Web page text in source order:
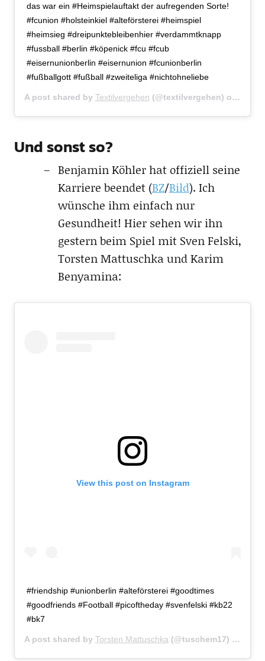
das war ein #Heimspielauftakt der aufregenden Sorte!
#fcunion #holsteinkiel #alteförsterei #heimspiel
#heimsieg #dreipunktebleibenhier #verdammtknapp
#fussball #berlin #köpenick #fcu #fcub
#eisernunionberlin #eisernunion #fcunionberlin
#fußballgott #fußball #zweiteliga #nichtohneliebe
A post shared by Textilvergehen (@textilvergehen) on Aug
Und sonst so?
Benjamin Köhler hat offiziell seine
Karriere beendet (BZ/Bild). Ich
wünsche ihm einfach nur
Gesundheit! Hier sehen wir ihn
gestern beim Spiel mit Sven Felski,
Torsten Mattuschka und Karim
Benyamina:
View this post on Instagram
#friendship #unionberlin #alteförsterei #goodtimes
#goodfriends #Football #picoftheday #svenfelski #kb22
#bk7
A post shared by Torsten Mattuschka (@tuschem17) on